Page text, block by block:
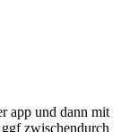
app und dann mit
zwischendurch